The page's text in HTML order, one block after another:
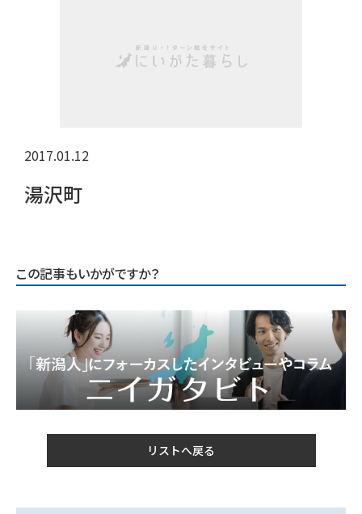
2017.01.12
湯沢町
この記事もいかがですか？
リストへ戻る